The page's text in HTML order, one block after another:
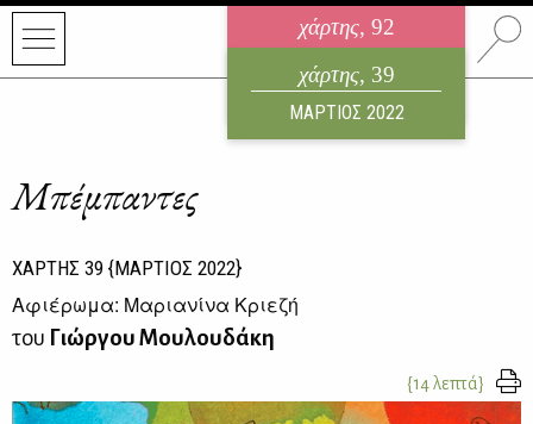
χάρτης, 92
ηλεκτρονικό περιοδικό
ΑΥΓΟΥΣΤΟΣ 2026
χάρτης, 39
ΜΑΡΤΙΟΣ 2022
Μπέμπαντες
ΧΑΡΤΗΣ 39 {ΜΑΡΤΙΟΣ 2022}
Αφιέρωμα: Μαριανίνα Κριεζή
του Γιώργου Μουλουδάκη
{14 λεπτά}